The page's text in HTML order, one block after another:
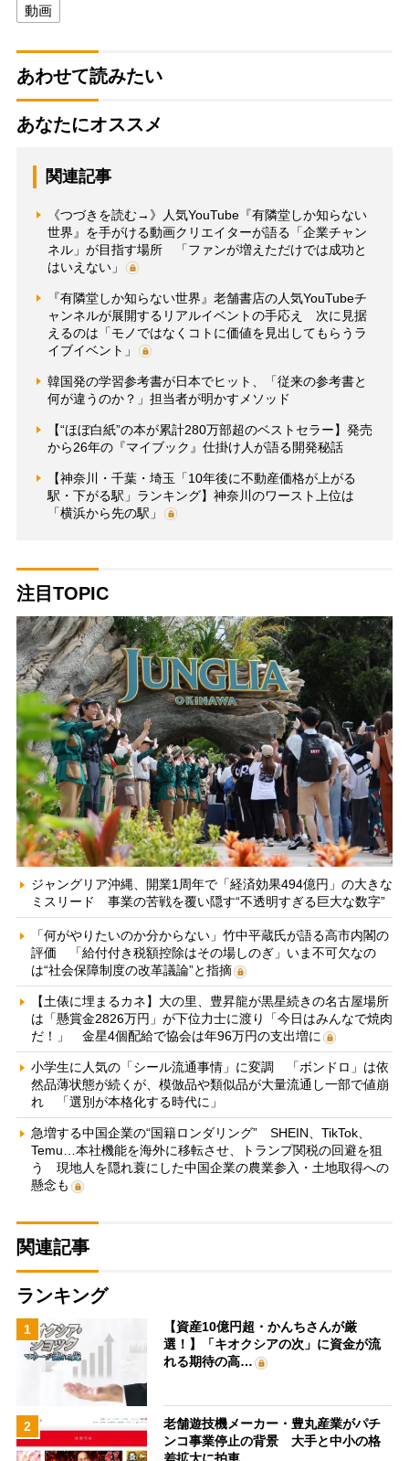
動画
あわせて読みたい
あなたにオススメ
関連記事
《つづきを読む→》人気YouTube『有隣堂しか知らない
世界』を手がける動画クリエイターが語る「企業チャン
ネル」が目指す場所 「ファンが増えただけでは成功と
はいえない」
『有隣堂しか知らない世界』老舗書店の人気YouTubeチ
ャンネルが展開するリアルイベントの手応え 次に見据
えるのは「モノではなくコトに価値を見出してもらうラ
イブイベント」
韓国発の学習参考書が日本でヒット、「従来の参考書と
何が違うのか？」担当者が明かすメソッド
【“ほぼ白紙”の本が累計280万部超のベストセラー】発売
から26年の『マイブック』仕掛け人が語る開発秘話
【神奈川・千葉・埼玉「10年後に不動産価格が上がる
駅・下がる駅」ランキング】神奈川のワースト上位は
「横浜から先の駅」
注目TOPIC
ジャングリア沖縄、開業1周年で「経済効果494億円」の大きな
ミスリード 事業の苦戦を覆い隠す“不透明すぎる巨大な数字”
「何がやりたいのか分からない」竹中平蔵氏が語る高市内閣の
評価 「給付付き税額控除はその場しのぎ」いま不可欠なの
は“社会保障制度の改革議論”と指摘
【土俵に埋まるカネ】大の里、豊昇龍が黒星続きの名古屋場所
は「懸賞金2826万円」が下位力士に渡り「今日はみんなで焼肉
だ！」 金星4個配給で協会は年96万円の支出増に
小学生に人気の「シール流通事情」に変調 「ボンドロ」は依
然品薄状態が続くが、模倣品や類似品が大量流通し一部で値崩
れ 「選別が本格化する時代に」
急増する中国企業の“国籍ロンダリング” SHEIN、TikTok、
Temu…本社機能を海外に移転させ、トランプ関税の回避を狙
う 現地人を隠れ蓑にした中国企業の農業参入・土地取得への
懸念も
関連記事
ランキング
1
【資産10億円超・かんちさんが厳
選！】「キオクシアの次」に資金が流
れる期待の高…
2
老舗遊技機メーカー・豊丸産業がパチ
ンコ事業停止の背景 大手と中小の格
差拡大に拍車…